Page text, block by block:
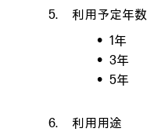
利用予定年数
1年
3年
5年
利用用途